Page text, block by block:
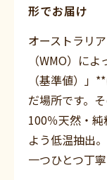
形でお届け
オーストラリ
（WMO）に
（基準値）」
だ場所です。
100％天然・
よう低温抽出
一つひとつ丁